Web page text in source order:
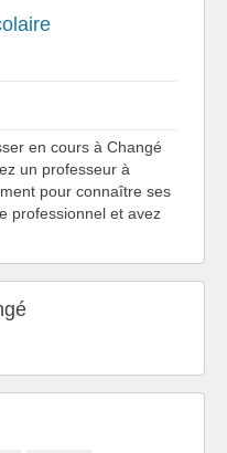
en cours à Changé
un professeur à
pour connaître ses
professionnel et avez